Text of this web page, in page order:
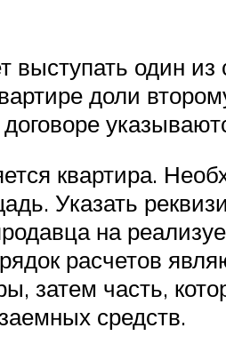
один из
доли
договоре
квартира.
Указать
на
расчетов
затем часть,
средств.